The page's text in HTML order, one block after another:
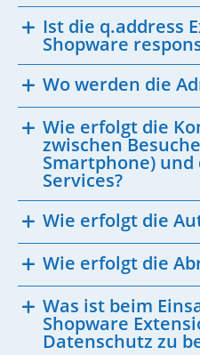
Ist die q.address
Shopware
Wo werden die
Wie erfolgt die
zwischen
Smartphone) und
Services?
Wie erfolgt die
Wie erfolgt die
Was ist beim
Shopware
Datenschutz zu